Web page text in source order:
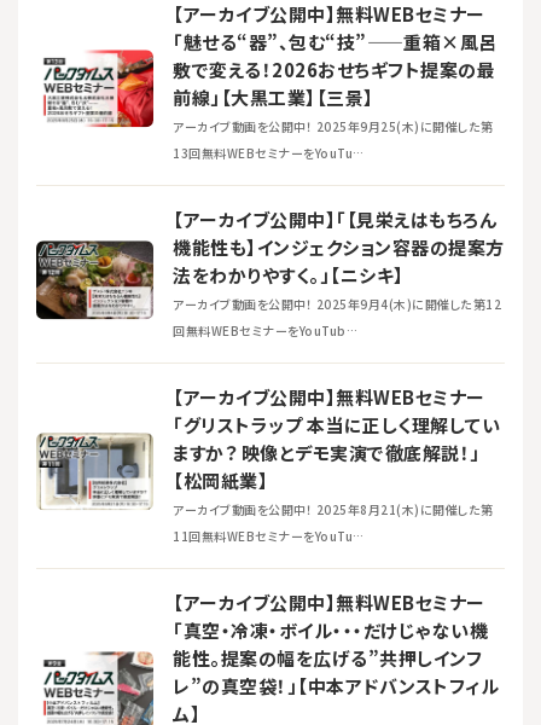
【アーカイブ公開中】無料WEBセミナー
「魅せる“器”、包む“技”——重箱×風呂
敷で変える！2026おせちギフト提案の最
前線」【大黒工業】【三景】
アーカイブ動画を公開中！ 2025年9月25(木)に開催した第
13回無料WEBセミナーをYouTu…
【アーカイブ公開中】「【見栄えはもちろん
機能性も】インジェクション容器の提案方
法をわかりやすく。」【ニシキ】
アーカイブ動画を公開中！ 2025年9月4(木)に開催した第12
回無料WEBセミナーをYouTub…
【アーカイブ公開中】無料WEBセミナー
「グリストラップ 本当に正しく理解してい
ますか？ 映像とデモ実演で徹底解説！」
【松岡紙業】
アーカイブ動画を公開中！ 2025年8月21(木)に開催した第
11回無料WEBセミナーをYouTu…
【アーカイブ公開中】無料WEBセミナー
「真空・冷凍・ボイル・・・だけじゃない機
能性。提案の幅を広げる”共押しインフ
レ”の真空袋！」【中本アドバンストフィル
ム】